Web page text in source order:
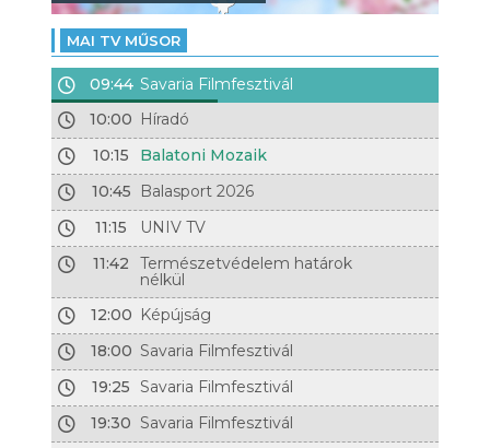
MAI TV MŰSOR
09:44 Savaria Filmfesztivál
10:00 Híradó
10:15
Balatoni Mozaik
10:45
Balasport 2026
11:15
UNIV TV
11:42
Természetvédelem határok
nélkül
12:00 Képújság
18:00 Savaria Filmfesztivál
19:25 Savaria Filmfesztivál
19:30 Savaria Filmfesztivál